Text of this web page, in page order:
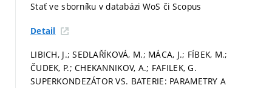
Stať ve sborníku v databázi WoS či Scopus
Detail
LIBICH, J.; SEDLAŘÍKOVÁ, M.; MÁCA, J.; FÍBEK, M.;
ČUDEK, P.; CHEKANNIKOV, A.; FAFILEK, G.
SUPERKONDEZÁTOR VS. BATERIE: PARAMETRY A